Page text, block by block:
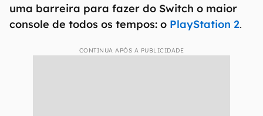
uma barreira para fazer do Switch o maior
console de todos os tempos: o PlayStation 2.
CONTINUA APÓS A PUBLICIDADE